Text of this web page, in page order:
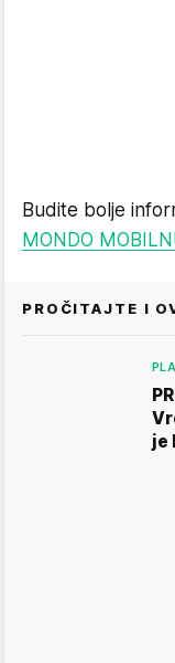
Budite bolje
MONDO
PROČITAJTE I
je